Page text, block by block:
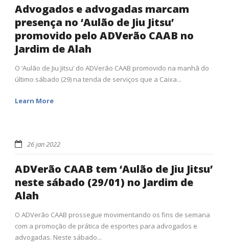
Advogados e advogadas marcam
presença no ‘Aulão de Jiu Jitsu’
promovido pelo ADVerão CAAB no
Jardim de Alah
O ‘Aulão de Jiu Jitsu’ do ADVerão CAAB promovido na manhã do
último sábado (29) na tenda de serviços que a Caixa...
Learn More
26 jan 2022
ADVerão CAAB tem ‘Aulão de Jiu Jitsu’
neste sábado (29/01) no Jardim de
Alah
O ADVerão CAAB prossegue movimentando os fins de semana
com a promoção de prática de esportes para advogados e
advogadas. Neste sábado...